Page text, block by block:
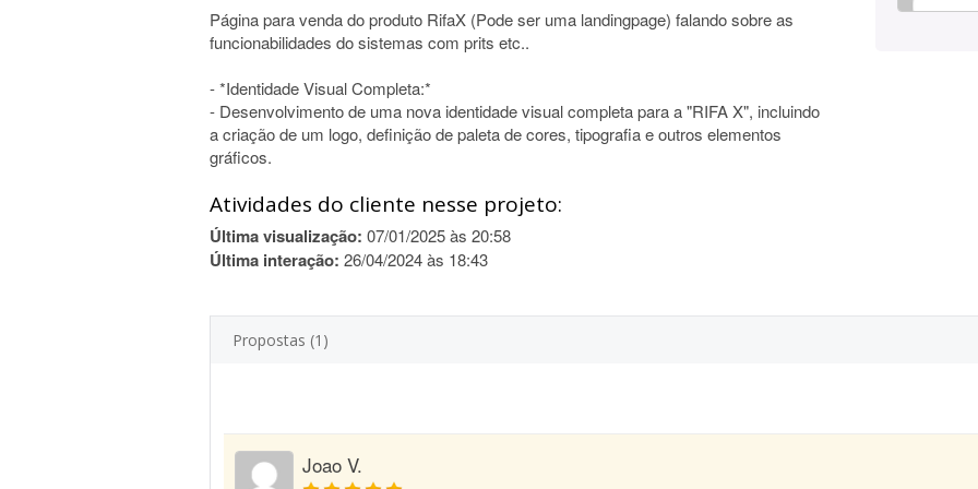
Página para venda do produto RifaX (Pode ser uma landingpage) falando sobre as
funcionabilidades do sistemas com prits etc..
- *Identidade Visual Completa:*
- Desenvolvimento de uma nova identidade visual completa para a "RIFA X", incluindo
a criação de um logo, definição de paleta de cores, tipografia e outros elementos
gráficos.
Atividades do cliente nesse projeto:
Última visualização: 07/01/2025 às 20:58
Última interação: 26/04/2024 às 18:43
Propostas (1)
Joao V.